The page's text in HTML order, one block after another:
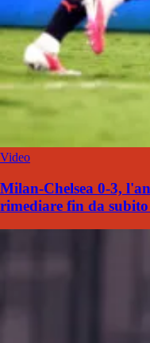
Video
Milan-Chelsea 0-3,
rimediare fin da